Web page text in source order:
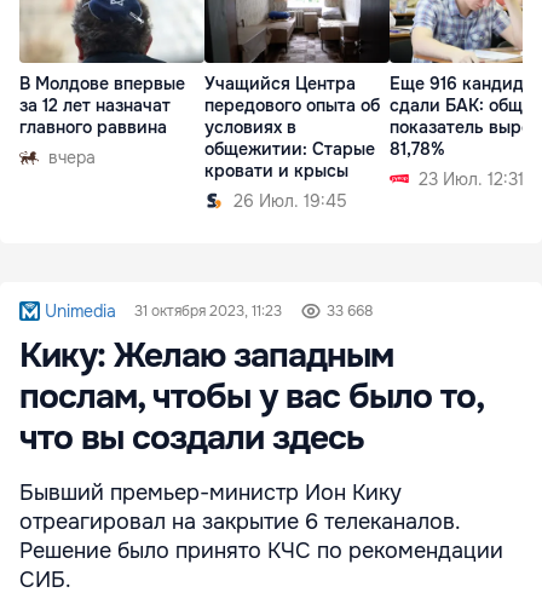
В Молдове впервые
за 12 лет назначат
главного раввина
вчера
Учащийся Центра
передового опыта об
условиях в
общежитии: Старые
кровати и крысы
26 Июл. 19:45
Еще 916
сдали БАК:
показатель
81,78%
23 Июл. 12:31
Unimedia 31 октября 2023, 11:23 33 668
Кику: Желаю западным
послам, чтобы у вас было то,
что вы создали здесь
Бывший премьер-министр Ион Кику
отреагировал на закрытие 6 телеканалов.
Решение было принято КЧС по рекомендации
СИБ.